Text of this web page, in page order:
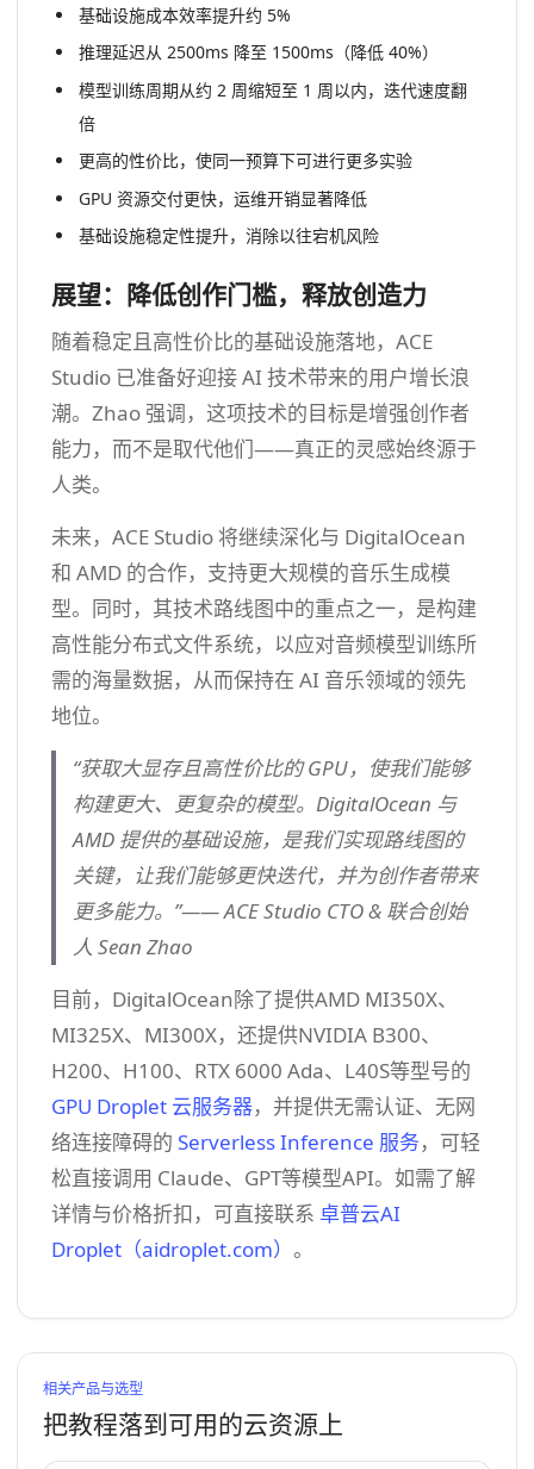
基础设施成本效率提升约 5%
推理延迟从 2500ms 降至 1500ms（降低 40%）
模型训练周期从约 2 周缩短至 1 周以内，迭代速度翻
倍
更高的性价比，使同一预算下可进行更多实验
GPU 资源交付更快，运维开销显著降低
基础设施稳定性提升，消除以往宕机风险
展望：降低创作门槛，释放创造力
随着稳定且高性价比的基础设施落地，ACE
Studio 已准备好迎接 AI 技术带来的用户增长浪
潮。Zhao 强调，这项技术的目标是增强创作者
能力，而不是取代他们——真正的灵感始终源于
人类。
未来，ACE Studio 将继续深化与 DigitalOcean
和 AMD 的合作，支持更大规模的音乐生成模
型。同时，其技术路线图中的重点之一，是构建
高性能分布式文件系统，以应对音频模型训练所
需的海量数据，从而保持在 AI 音乐领域的领先
地位。
“获取大显存且高性价比的 GPU，使我们能够
构建更大、更复杂的模型。DigitalOcean 与
AMD 提供的基础设施，是我们实现路线图的
关键，让我们能够更快迭代，并为创作者带来
更多能力。”—— ACE Studio CTO & 联合创始
人 Sean Zhao
目前，DigitalOcean除了提供AMD MI350X、
MI325X、MI300X，还提供NVIDIA B300、
H200、H100、RTX 6000 Ada、L40S等型号的
GPU Droplet 云服务器，并提供无需认证、无网
络连接障碍的 Serverless Inference 服务，可轻
松直接调用 Claude、GPT等模型API。如需了解
详情与价格折扣，可直接联系 卓普云AI
Droplet（aidroplet.com） 。
相关产品与选型
把教程落到可用的云资源上